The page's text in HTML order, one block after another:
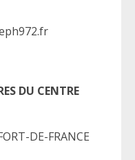
DU CENTRE
DE-FRANCE